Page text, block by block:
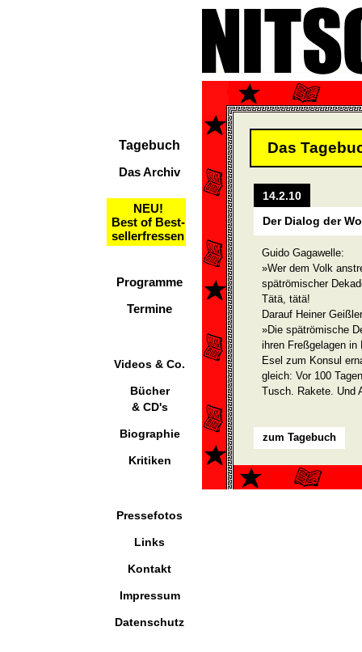
Tagebuch
Das Archiv
NEU!
Best of Best-
sellerfressen
Programme
Termine
Videos & Co.
Bücher
& CD's
Biographie
Kritiken
Pressefotos
Links
Kontakt
Impressum
Datenschutz
Das
14.2.10
Der Dialog der
Guido Gagawelle:
»Wer dem Volk
spätrömischer
Tätä, tätä!
Darauf Heiner
»Die spätrömische
ihren Freßgelagen
Esel zum Konsul
gleich: Vor 100
Tusch. Rakete. Und
zum Tagebuch